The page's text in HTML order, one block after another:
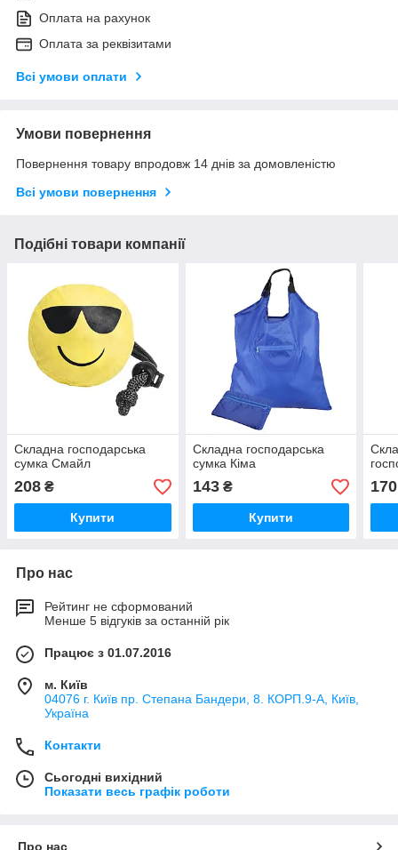
Оплата на рахунок
Оплата за реквізитами
Всі умови оплати
Умови повернення
Повернення товару впродовж 14 днів за домовленістю
Всі умови повернення
Подібні товари компанії
Складна господарська
сумка Смайл
208 ₴
Купити
Складна господарська
сумка Кіма
143₴
Купити
170
Про нас
Рейтинг не сформований
Менше 5 відгуків за останній рік
Працює з 01.07.2016
м. Київ
04076 г. Київ пр. Степана Бандери, 8. КОРП.9-А, Київ,
Україна
Контакти
Сьогодні вихідний
Показати весь графік роботи
Про нас